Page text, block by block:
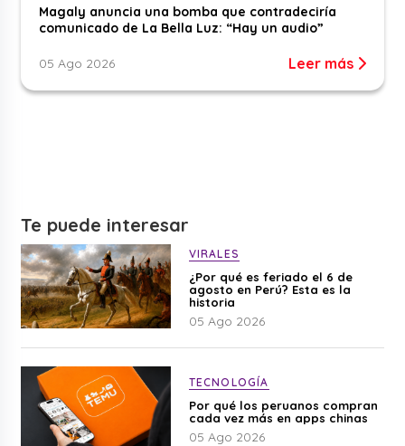
Magaly anuncia una bomba que contradeciría
comunicado de La Bella Luz: “Hay un audio”
05 Ago 2026 Leer más
Te puede interesar
VIRALES
¿Por qué es feriado el 6 de
agosto en Perú? Esta es la
historia
05 Ago 2026
TECNOLOGÍA
Por qué los peruanos compran
cada vez más en apps chinas
05 Ago 2026